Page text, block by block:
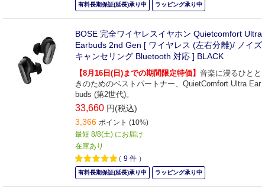
有料長期保証(延長)承り中 ラッピング承り中
BOSE 完全ワイヤレスイヤホン Quietcomfort Ultra
Earbuds 2nd Gen [ ワイヤレス (左右分離)/ ノイズ
キャンセリング Bluetooth 対応 ] BLACK
【8月16日(日)までの期間限定特価】 音楽に浸るひとと
きのためのベストパートナー、QuietComfort Ultra Ear
buds (第2世代)。
33,660 円(税込)
3,366 ポイント (10%)
最短 8/8(土) にお届け
在庫あり
（ 9 件 ）
有料長期保証(延長)承り中 ラッピング承り中